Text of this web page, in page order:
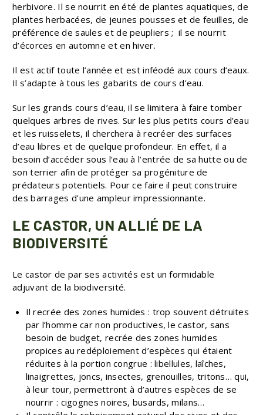
herbivore. Il se nourrit en été de plantes aquatiques, de
plantes herbacées, de jeunes pousses et de feuilles, de
préférence de saules et de peupliers ; il se nourrit
d’écorces en automne et en hiver.
Il est actif toute l’année et est inféodé aux cours d’eaux.
Il s’adapte à tous les gabarits de cours d’eau.
Sur les grands cours d’eau, il se limitera à faire tomber
quelques arbres de rives. Sur les plus petits cours d’eau
et les ruisselets, il cherchera à recréer des surfaces
d’eau libres et de quelque profondeur. En effet, il a
besoin d’accéder sous l’eau à l’entrée de sa hutte ou de
son terrier afin de protéger sa progéniture de
prédateurs potentiels. Pour ce faire il peut construire
des barrages d’une ampleur impressionnante.
LE CASTOR, UN ALLIÉ DE LA
BIODIVERSITÉ
Le castor de par ses activités est un formidable
adjuvant de la biodiversité.
Il recrée des zones humides : trop souvent détruites
par l’homme car non productives, le castor, sans
besoin de budget, recrée des zones humides
propices au redéploiement d’espèces qui étaient
réduites à la portion congrue : libellules, laîches,
linaigrettes, joncs, insectes, grenouilles, tritons… qui,
à leur tour, permettront à d’autres espèces de se
nourrir : cigognes noires, busards, milans…